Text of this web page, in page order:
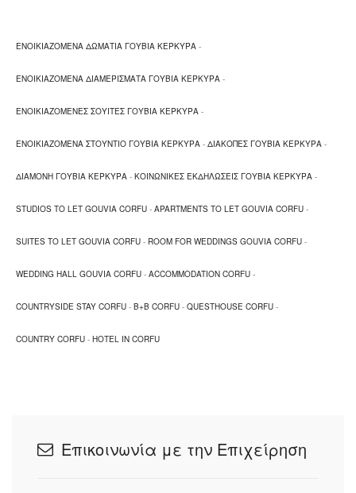
ΕΝΟΙΚΙΑΖΟΜΕΝΑ ΔΩΜΑΤΙΑ ΓΟΥΒΙΑ ΚΕΡΚΥΡΑ -
ΕΝΟΙΚΙΑΖΟΜΕΝΑ ΔΙΑΜΕΡΙΣΜΑΤΑ ΓΟΥΒΙΑ ΚΕΡΚΥΡΑ -
ΕΝΟΙΚΙΑΖΟΜΕΝΕΣ ΣΟΥΙΤΕΣ ΓΟΥΒΙΑ ΚΕΡΚΥΡΑ -
ΕΝΟΙΚΙΑΖΟΜΕΝΑ ΣΤΟΥΝΤΙΟ ΓΟΥΒΙΑ ΚΕΡΚΥΡΑ - ΔΙΑΚΟΠΕΣ ΓΟΥΒΙΑ ΚΕΡΚΥΡΑ -
ΔΙΑΜΟΝΗ ΓΟΥΒΙΑ ΚΕΡΚΥΡΑ - ΚΟΙΝΩΝΙΚΕΣ ΕΚΔΗΛΩΣΕΙΣ ΓΟΥΒΙΑ ΚΕΡΚΥΡΑ -
STUDIOS TO LET GOUVIA CORFU - APARTMENTS TO LET GOUVIA CORFU -
SUITES TO LET GOUVIA CORFU - ROOM FOR WEDDINGS GOUVIA CORFU -
WEDDING HALL GOUVIA CORFU - ACCOMMODATION CORFU -
COUNTRYSIDE STAY CORFU - B+B CORFU - QUESTHOUSE CORFU -
COUNTRY CORFU - HOTEL IN CORFU
Επικοινωνία με την Επιχείρηση